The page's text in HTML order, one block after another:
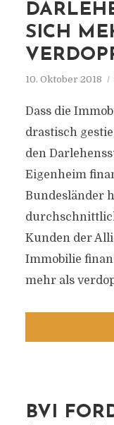
SICH
10. Oktober 2018
Dass die
drastisch
den
Eigenheim
Bundesländer
Kunden der
Immobilie
mehr als
BVI